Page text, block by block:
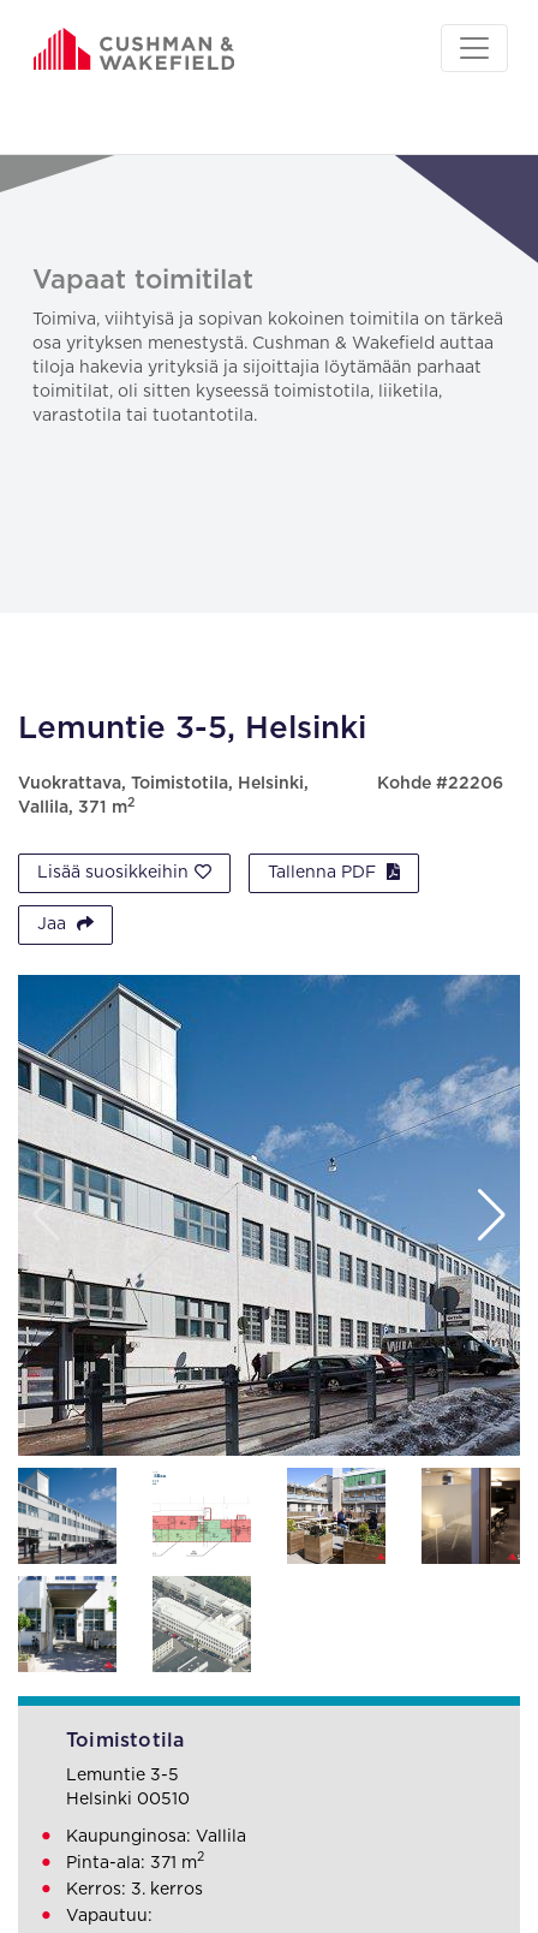
Vapaat toimitilat
Toimiva, viihtyisä ja sopivan kokoinen toimitila on tärkeä
osa yrityksen menestystä. Cushman & Wakefield auttaa
tiloja hakevia yrityksiä ja sijoittajia löytämään parhaat
toimitilat, oli sitten kyseessä toimistotila, liiketila,
varastotila tai tuotantotila.
Lemuntie 3-5, Helsinki
Vuokrattava, Toimistotila, Helsinki,
Vallila, 371 m2
Kohde #22206
Lisää suosikkeihin Tallenna PDF
Jaa
Toimistotila
Lemuntie 3-5
Helsinki 00510
Kaupunginosa: Vallila
Pinta-ala: 371 m2
Kerros: 3. kerros
Vapautuu: